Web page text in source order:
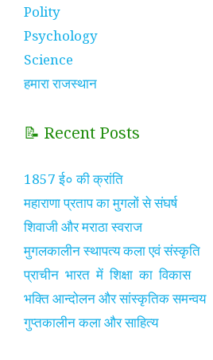
Polity
Psychology
Science
हमारा राजस्थान
📝 Recent Posts
1857 ई० की क्रांति
महाराणा प्रताप का मुगलों से संघर्ष
शिवाजी और मराठा स्वराज
मुगलकालीन स्थापत्य कला एवं संस्कृति
प्राचीन भारत में शिक्षा का विकास
भक्ति आन्दोलन और सांस्कृतिक समन्वय
गुप्तकालीन कला और साहित्य